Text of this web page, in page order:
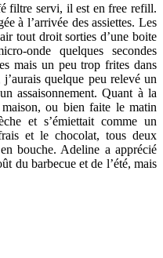
filtre servi, il est en free refill.
à l’arrivée des assiettes. Les
tout droit sorties d’une boite
onde quelques secondes
mais un peu trop frites dans
quelque peu relevé un
assaisonnement. Quant à la
ou bien faite le matin
et s’émiettait comme un
et le chocolat, tous deux
bouche. Adeline a apprécié
du barbecue et de l’été, mais